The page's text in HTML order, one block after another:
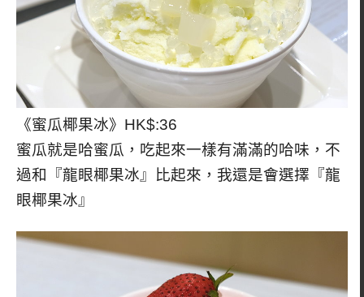
《蜜瓜椰果冰》HK$:36
蜜瓜就是哈蜜瓜，吃起來一樣有滿滿的哈味，不
過和『龍眼椰果冰』比起來，我還是會選擇『龍
眼椰果冰』